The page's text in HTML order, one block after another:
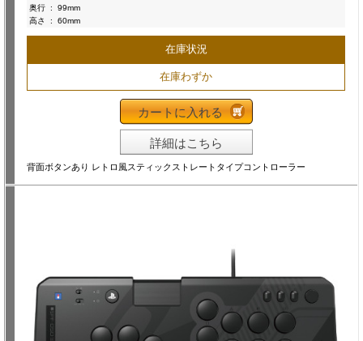
奥行 :
99mm
高さ
: 60mm
在庫状況
在庫わずか
カートに入れる
詳細はこちら
背面ボタンあり レトロ風スティックストレートタイプコントローラー